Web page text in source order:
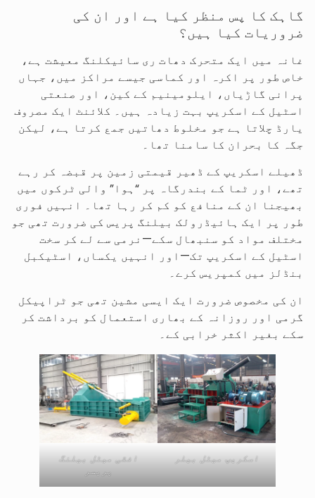
گاہک کا پس منظر کیا ہے اور ان کی
ضروریات کیا ہیں؟
غانہ میں ایک متحرک دھات ری سائیکلنگ معیشت ہے،
خاص طور پر اکرہ اور کماسی جیسے مراکز میں، جہاں
پرانی گاڑیاں، ایلومینیم کے کین، اور صنعتی
اسٹیل کے اسکریپ بہت زیادہ ہیں۔ کلائنٹ ایک مصروف
یارڈ چلاتا ہے جو مخلوط دھاتیں جمع کرتا ہے، لیکن
جگہ کا بحران کا سامنا تھا۔
ڈھیلے اسکریپ کے ڈھیر قیمتی زمین پر قبضہ کر رہے
تھے، اور ٹما کے بندرگاہ پر “ہوا” والی ٹرکوں میں
بھیجنا ان کے منافع کو کم کر رہا تھا۔ انہیں فوری
طور پر ایک ہائیڈرولک بیلنگ پریس کی ضرورت تھی جو
مختلف مواد کو سنبھال سکے—نرمی سے لے کر سخت
اسٹیل کے اسکریپ تک—اور انہیں یکساں، اسٹیکبل
بنڈلز میں کمپریس کرے۔
ان کی مخصوص ضرورت ایک ایسی مشین تھی جو ٹراپیکل
گرمی اور روزانہ کے بھاری استعمال کو برداشت کر
سکے بغیر اکثر خرابی کے۔
اسکریپ میٹل بیلر
افقی میٹل بیلنگ
پریسر